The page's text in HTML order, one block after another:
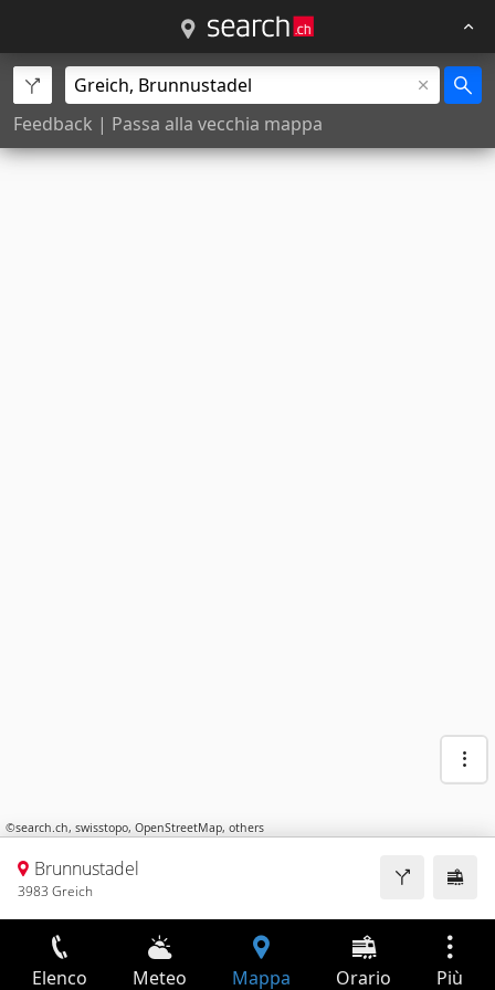
Feedback | Passa alla vecchia mappa
©search.ch, swisstopo, OpenStreetMap, others
Brunnustadel
3983 Greich
Elenco Meteo Mappa Orario Più